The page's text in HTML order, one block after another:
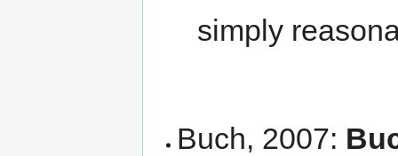
simply
Buch, 2007: